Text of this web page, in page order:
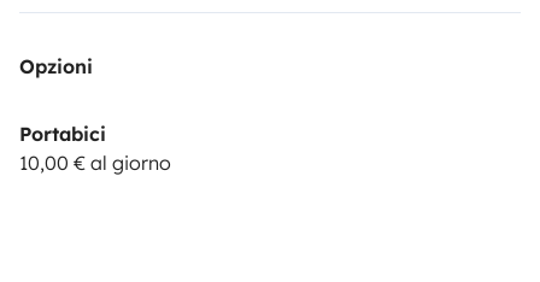
Opzioni
Portabici
10,00 € al giorno